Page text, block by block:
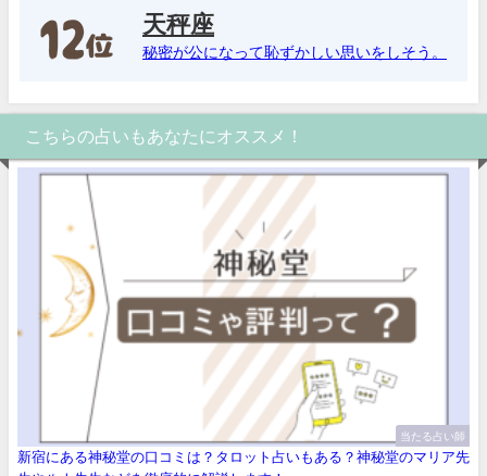
天秤座
秘密が公になって恥ずかしい思いをしそう。
こちらの占いもあなたにオススメ！
当たる占い師
新宿にある神秘堂の口コミは？タロット占いもある？神秘堂のマリア先